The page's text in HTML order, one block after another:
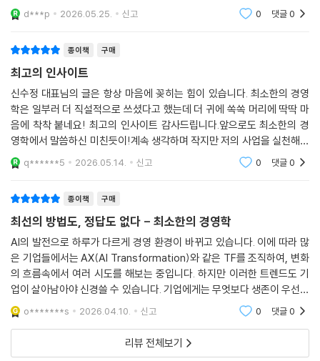
법을 설명한다. 파트 5에서는 경영자와 리더의 역할을 재정의한다. 변화와
의 시간과 에너지 관리법까지 현실적인 기준을 제시한다.
이 책의 많은 부분은 저자가 〈얼룩소〉에 기고했던 글을 바탕으로 한다. 그
중 매회 높은 조회 수를 기록하며 수만 명의 직장인과 리더들 사이에서 화
제를 모았던 글을 중심으로 재구성했다. 그만큼 현장에서 실제로 가장 많
이 부딪히고, 가장 답을 찾기 어려워하는 문제들만을 골라 담았다. 『최소한
의 경영학』은 경영자가 반드시 마주하게 되는 난제를 구체적으로 짚고, 정
답이 없는 상황에서 선택해야 할 실질적인 판단 기준을 제시하는 한국판
『하드씽』이라 할 수 있다.
것입니다.
d***p 2026.05.25. 신고 0 댓글0
종이책 구매
최고의 인사이트
신수정 대표님의 글은 항상 마음에 꽂히는 힘이 있습니다. 최소한의 경영
학은 일부러 더 직설적으로 쓰셨다고 했는데 더 귀에 쏙쏙 머리에 딱딱 마
음에 착착 붙네요! 최고의 인사이트 감사드립니다.앞으로도 최소한의 경
영학에서 말씀하신 미친듯이!계속 생각하며 작지만 저의 사업을 실천해보
겠습니다. 중간관리자 신랑도 조직 관련 내용보고 정말 이 말이 맞다며! 머
리를 탁치더군요!오
q******5 2026.05.14. 신고 0 댓글0
종이책 구매
최선의 방법도, 정답도 없다 - 최소한의 경영학
AI의 발전으로 하루가 다르게 경영 환경이 바뀌고 있습니다. 이에 따라 많
은 기업들에서는 AX(AI Transformation)와 같은 TF를 조직하여, 변화
의 흐름속에서 여러 시도를 해보는 중입니다. 하지만 이러한 트렌드도 기
업이 살아남아야 신경쓸 수 있습니다. 기업에게는 무엇보다 생존이 우선이
죠. 그렇다면 어떻게 해야 기업이 생존할 수 있는 확률을 높일 수 있을까
요? 이러한 물음에 해대
o*******s 2026.04.10. 신고 0 댓글0
리뷰 전체보기